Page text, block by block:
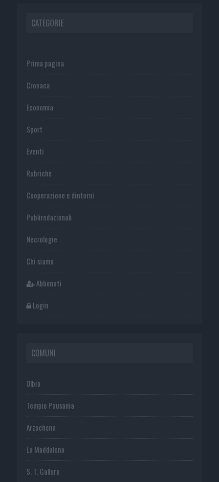
CATEGORIE
Prima pagina
Cronaca
Economia
Sport
Eventi
Rubriche
Cooperazione e dintorni
Publiredazionali
Necrologie
Chi siamo
Abbonati
Login
COMUNI
Olbia
Tempio Pausania
Arzachena
La Maddalena
S. T. Gallura